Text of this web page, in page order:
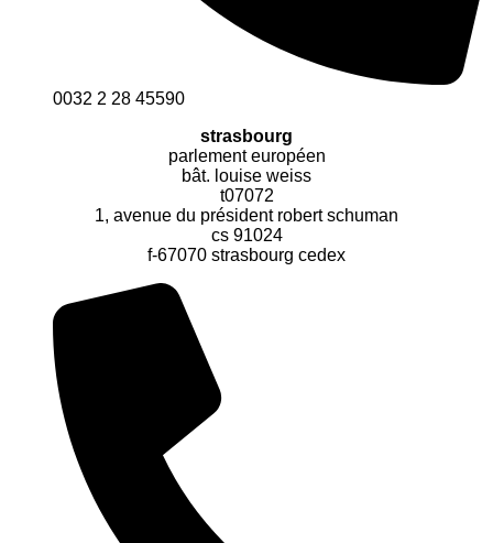
0032 2 28 45590
strasbourg
parlement européen
bât. louise weiss
t07072
1, avenue du président robert schuman
cs 91024
f-67070 strasbourg cedex